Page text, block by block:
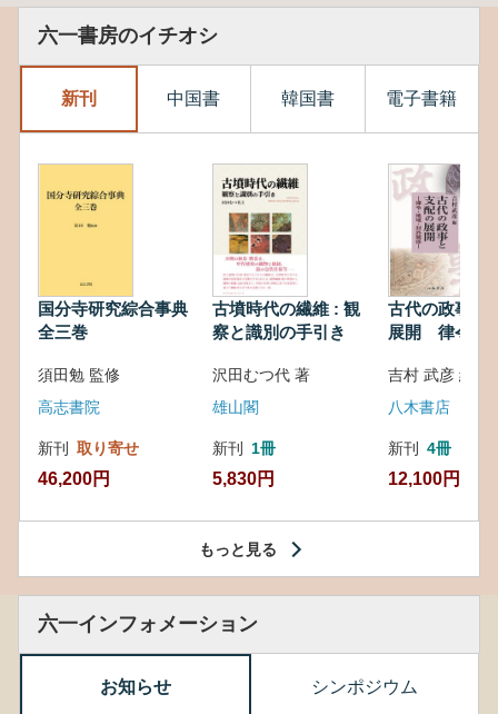
六一書房のイチオシ
新刊 中国書 韓国書 電子書籍
国分寺研究綜合事典
全三巻
須田勉 監修
高志書院
新刊 取り寄せ
46,200円
古墳時代の繊維 : 観
察と識別の手引き
沢田むつ代 著
雄山閣
新刊 1冊
5,830円
古代の政事と
展開 律令・
吉村 武彦 編集
八木書店
新刊 4冊
12,100円
もっと見る
六一インフォメーション
お知らせ シンポジウム